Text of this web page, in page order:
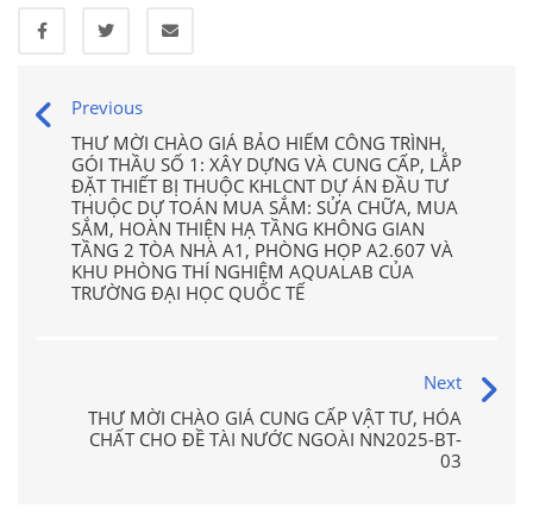
Previous
THƯ MỜI CHÀO GIÁ BẢO HIỂM CÔNG TRÌNH,
GÓI THẦU SỐ 1: XÂY DỰNG VÀ CUNG CẤP, LẮP
ĐẶT THIẾT BỊ THUỘC KHLCNT DỰ ÁN ĐẦU TƯ
THUỘC DỰ TOÁN MUA SẮM: SỬA CHỮA, MUA
SẮM, HOÀN THIỆN HẠ TẦNG KHÔNG GIAN
TẦNG 2 TÒA NHÀ A1, PHÒNG HỌP A2.607 VÀ
KHU PHÒNG THÍ NGHIỆM AQUALAB CỦA
TRƯỜNG ĐẠI HỌC QUỐC TẾ
Next
THƯ MỜI CHÀO GIÁ CUNG CẤP VẬT TƯ, HÓA
CHẤT CHO ĐỀ TÀI NƯỚC NGOÀI NN2025-BT-
03